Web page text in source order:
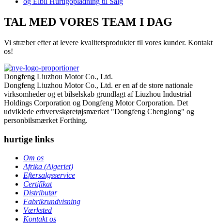
TAL MED VORES TEAM I DAG
Vi stræber efter at levere kvalitetsprodukter til vores kunder. Kontakt
os!
Dongfeng Liuzhou Motor Co., Ltd.
Dongfeng Liuzhou Motor Co., Ltd. er en af ​​de store nationale
virksomheder og et bilselskab grundlagt af Liuzhou Industrial
Holdings Corporation og Dongfeng Motor Corporation. Det
udviklede erhvervskøretøjsmærket "Dongfeng Chenglong" og
personbilsmærket Forthing.
hurtige links
Om os
Afrika (Algeriet)
Eftersalgsservice
Certifikat
Distributør
Fabrikrundvisning
Værksted
Kontakt os